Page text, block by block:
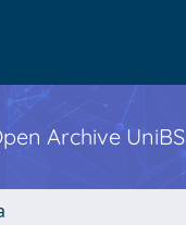
Archive UniBS